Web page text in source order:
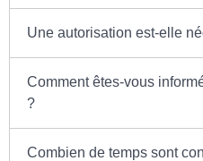
Une autorisation est-elle
Comment êtes-vous
?
Combien de temps sont